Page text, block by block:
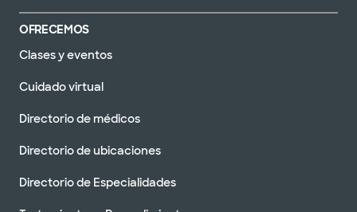
OFRECEMOS
Clases y eventos
Cuidado virtual
Directorio de médicos
Directorio de ubicaciones
Directorio de Especialidades